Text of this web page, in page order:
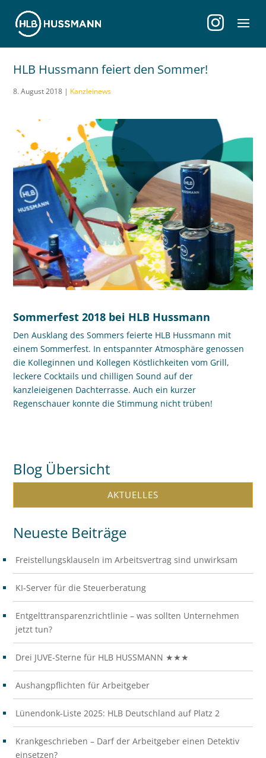
HLB Hussmann feiert den Sommer!
8. August 2018 | Kanzleinews
Sommerfest 2018 bei HLB Hussmann
Den Ausklang des Sommers feierte HLB Hussmann mit
einem Sommerfest. In entspannter Atmosphäre genossen
die Kolleginnen und Kollegen Köstlichkeiten vom Grill,
leckere Cocktails und chilligen Sound auf der
kanzleieigenen Dachterrasse. Auch ein kurzer
Regenschauer konnte die Stimmung nicht trüben!
Blog Übersicht
AKTUELLES
Neueste Beiträge
Freistellungsklauseln im Arbeitsvertrag sind unwirksam
KI-Server für die Steuerberatung
Entgelttransparenzrichtlinie – was sollten Unternehmen
jetzt tun?
Drei JUVE-Sterne für HLB HUSSMANN ★★★
Aushangpflichten für Arbeitgeber
Lünendonk-Liste 2025: HLB Deutschland auf Platz 2
Krankgeschrieben – Darf der Arbeitgeber einen Detektiv
einsetzen?